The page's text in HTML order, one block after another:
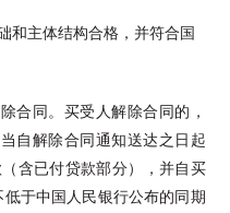
和主体结构合格，并符合国
合同。买受人解除合同的，
自解除合同通知送达之日起
含已付贷款部分），并自买
低于中国人民银行公布的同期